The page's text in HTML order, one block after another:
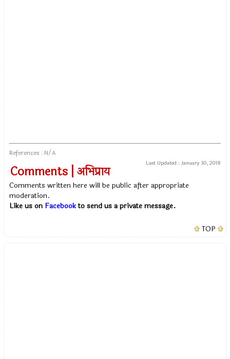
References : N/A
Last Updated : January 30, 2018
Comments | अभिप्राय
Comments written here will be public after appropriate
moderation.
Like us on Facebookto send us a private message.
TOP